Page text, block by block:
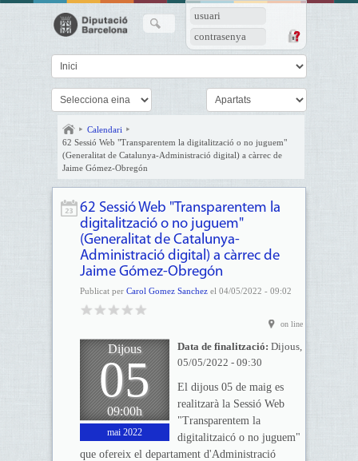
usuari
contrasenya
Calendari
62 Sessió Web "Transparentem la digitalització o no juguem"
(Generalitat de Catalunya-Administració digital) a càrrec de
Jaime Gómez-Obregón
62 Sessió Web "Transparentem la
digitalització o no juguem"
(Generalitat de Catalunya-
Administració digital) a càrrec de
Jaime Gómez-Obregón
Publicat per Carol Gomez Sanchezel 04/05/2022 - 09:02
on line
Dijous
05
09:00h
mai 2022
Data de finalització: Dijous,
05/05/2022 - 09:30
El dijous 05 de maig es
realitzarà la Sessió Web
"Transparentem la
digitalitzaicó o no juguem"
que ofereix el departament d'Administració